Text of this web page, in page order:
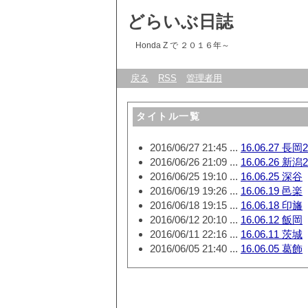
どらいぶ日誌
Honda Z で ２０１６年～
戻る RSS 管理者用
タイトル一覧
2016/06/27 21:45 ... 16.06.27 長岡
2016/06/26 21:09 ... 16.06.26 新潟
2016/06/25 19:10 ... 16.06.25 深谷
2016/06/19 19:26 ... 16.06.19 邑楽
2016/06/18 19:15 ... 16.06.18 印旛
2016/06/12 20:10 ... 16.06.12 飯岡
2016/06/11 22:16 ... 16.06.11 茨城
2016/06/05 21:40 ... 16.06.05 葛飾